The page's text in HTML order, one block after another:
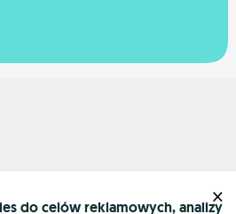
do celów reklamowych, analizy
×